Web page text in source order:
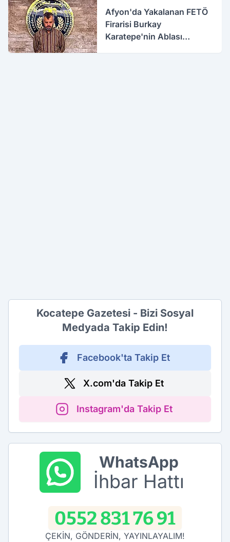
Afyon'da Yakalanan FETÖ
Firarisi Burkay
Karatepe'nin Ablası
Kocatepe Gazetesi - Bizi Sosyal
Medyada Takip Edin!
Facebook'ta Takip Et
X.com'da Takip Et
Instagram'da Takip Et
WhatsApp
İhbar Hattı
0552 831 76 91
ÇEKİN, GÖNDERİN, YAYINLAYALIM!